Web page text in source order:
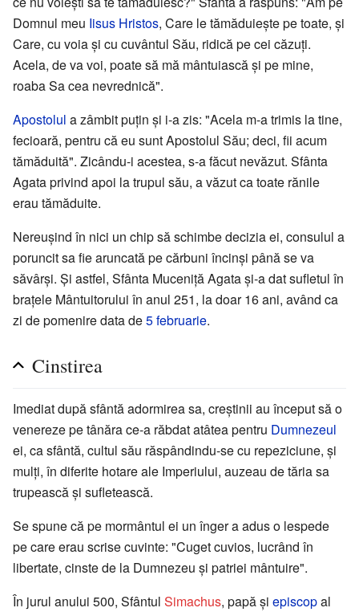
Domnul meu Iisus Hristos, Care le tămăduiește pe toate, și
Care, cu voia și cu cuvântul Său, ridică pe cei căzuți.
Acela, de va voi, poate să mă mântuiască și pe mine,
roaba Sa cea nevrednică".
Apostolul a zâmbit puțin și i-a zis: "Acela m-a trimis la tine,
fecioară, pentru că eu sunt Apostolul Său; deci, fii acum
tămăduită". Zicându-i acestea, s-a făcut nevăzut. Sfânta
Agata privind apoi la trupul său, a văzut ca toate rănile
erau tămăduite.
Nereușind în nici un chip să schimbe decizia ei, consulul a
poruncit sa fie aruncată pe cărbuni încinși până se va
săvârși. Şi astfel, Sfânta Muceniță Agata și-a dat sufletul în
brațele Mântuitorului în anul 251, la doar 16 ani, având ca
zi de pomenire data de5 februarie.
Cinstirea
Imediat după sfântă adormirea sa, creștinii au început să o
venereze pe tânăra ce-a răbdat atâtea pentru Dumnezeul
ei, ca sfântă, cultul său răspândindu-se cu repeziciune, și
mulți, în diferite hotare ale Imperiului, auzeau de tăria sa
trupească și sufletească.
Se spune că pe mormântul ei un înger a adus o lespede
pe care erau scrise cuvinte: "Cuget cuvios, lucrând în
libertate, cinste de la Dumnezeu și patriei mântuire".
În jurul anului 500, Sfântul Simachus, papă și episcopal